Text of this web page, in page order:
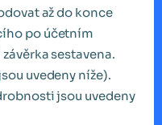
až do konce
po účetním
sestavena.
uvedeny níže).
jsou uvedeny